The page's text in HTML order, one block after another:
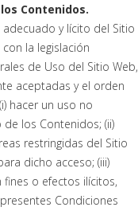
Contenidos.
y lícito del Sitio
la legislación
de Uso del Sitio Web,
aceptadas y el orden
hacer un uso no
los Contenidos; (ii)
restringidas del Sitio
dicho acceso; (iii)
o efectos ilícitos,
Condiciones